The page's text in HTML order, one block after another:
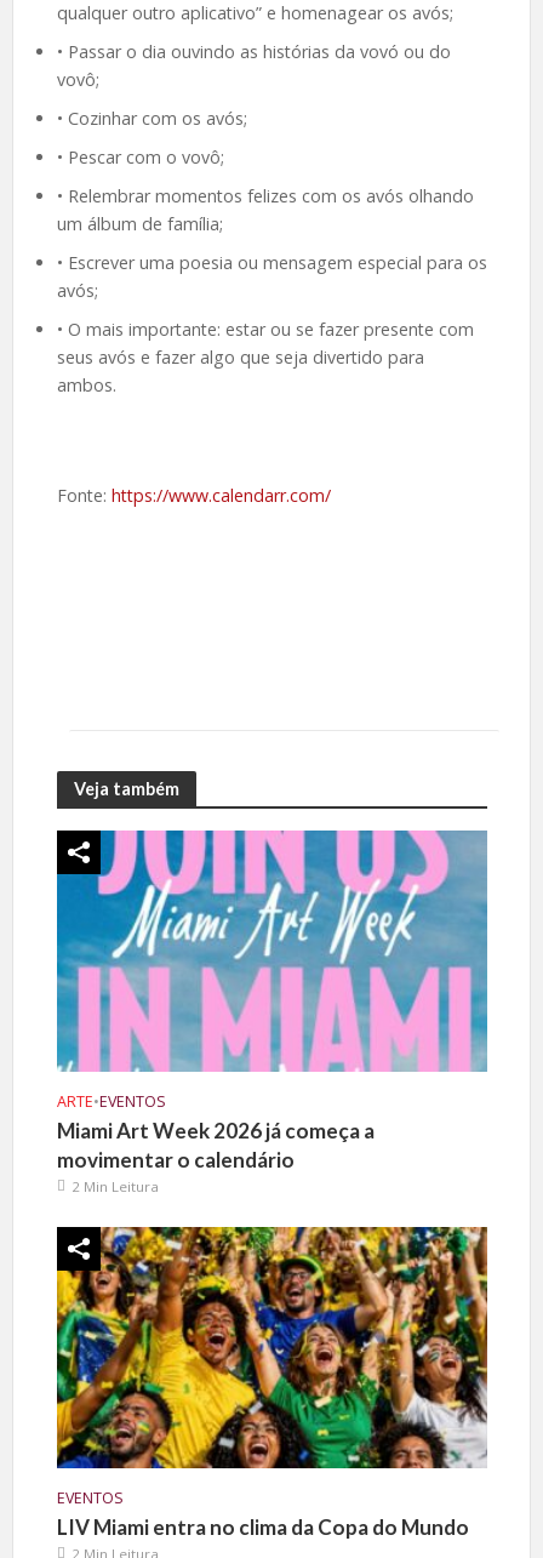
qualquer outro aplicativo” e homenagear os avós;
• Passar o dia ouvindo as histórias da vovó ou do
vovô;
• Cozinhar com os avós;
• Pescar com o vovô;
• Relembrar momentos felizes com os avós olhando
um álbum de família;
• Escrever uma poesia ou mensagem especial para os
avós;
• O mais importante: estar ou se fazer presente com
seus avós e fazer algo que seja divertido para
ambos.
Fonte: https://www.calendarr.com/
Veja também
ARTE•EVENTOS
Miami Art Week 2026 já começa a
movimentar o calendário
2 Min Leitura
EVENTOS
LIV Miami entra no clima da Copa do Mundo
2 Min Leitura